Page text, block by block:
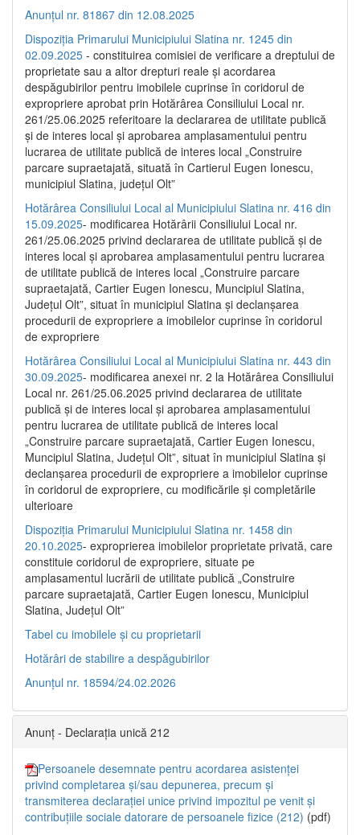
Anunțul nr. 81867 din 12.08.2025
Dispoziția Primarului Municipiului Slatina nr. 1245 din
02.09.2025 - constituirea comisiei de verificare a dreptului de
proprietate sau a altor drepturi reale și acordarea
despăgubirilor pentru imobilele cuprinse în coridorul de
expropriere aprobat prin Hotărârea Consiliului Local nr.
261/25.06.2025 referitoare la declararea de utilitate publică
și de interes local și aprobarea amplasamentului pentru
lucrarea de utilitate publică de interes local „Construire
parcare supraetajată, situată în Cartierul Eugen Ionescu,
municipiul Slatina, județul Olt”
Hotărârea Consiliului Local al Municipiului Slatina nr. 416 din
15.09.2025- modificarea Hotărârii Consiliului Local nr.
261/25.06.2025 privind declararea de utilitate publică și de
interes local și aprobarea amplasamentului pentru lucrarea
de utilitate publică de interes local „Construire parcare
supraetajată, Cartier Eugen Ionescu, Muncipiul Slatina,
Județul Olt”, situat în municipiul Slatina și declanșarea
procedurii de expropriere a imobilelor cuprinse în coridorul
de expropriere
Hotărârea Consiliului Local al Municipiului Slatina nr. 443 din
30.09.2025- modificarea anexei nr. 2 la Hotărârea Consiliului
Local nr. 261/25.06.2025 privind declararea de utilitate
publică şi de interes local şi aprobarea amplasamentului
pentru lucrarea de utilitate publică de interes local
„Construire parcare supraetajată, Cartier Eugen Ionescu,
Muncipiul Slatina, Judeţul Olt”, situat în municipiul Slatina şi
declanşarea procedurii de expropriere a imobilelor cuprinse
în coridorul de expropriere, cu modificările şi completările
ulterioare
Dispoziția Primarului Municipiului Slatina nr. 1458 din
20.10.2025- exproprierea imobilelor proprietate privată, care
constituie coridorul de expropriere, situate pe
amplasamentul lucrării de utilitate publică „Construire
parcare supraetajată, Cartier Eugen Ionescu, Municipiul
Slatina, Județul Olt”
Tabel cu imobilele și cu proprietarii
Hotărâri de stabilire a despăgubirilor
Anunțul nr. 18594/24.02.2026
Anunț - Declarația unică 212
Persoanele desemnate pentru acordarea asistenței
privind completarea și/sau depunerea, precum și
transmiterea declarației unice privind impozitul pe venit și
contribuțiile sociale datorare de persoanele fizice (212) (pdf)